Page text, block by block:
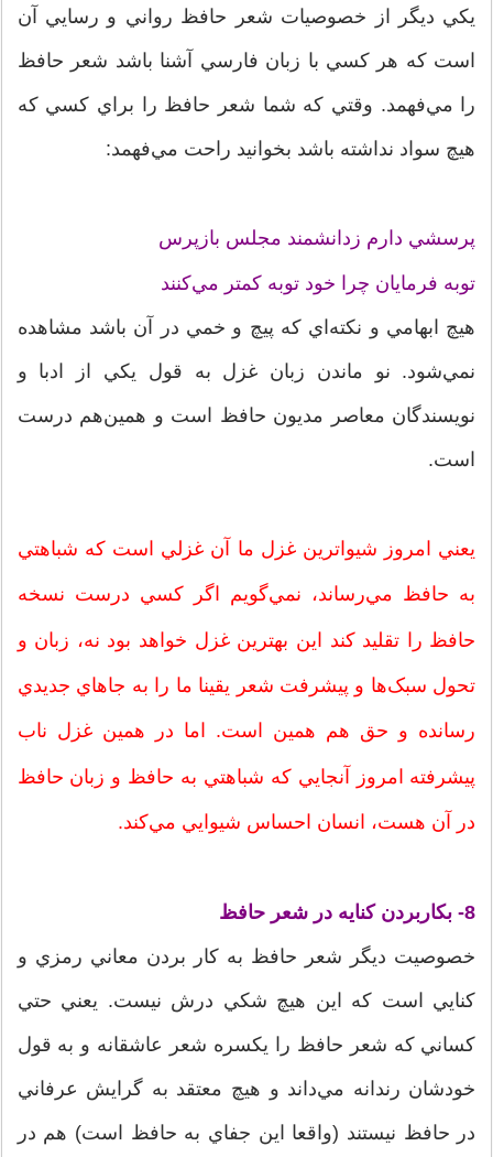
يکي ديگر از خصوصيات شعر حافظ رواني و رسايي آن
است که هر کسي با زبان فارسي آشنا باشد شعر حافظ
را مي‌فهمد. وقتي که شما شعر حافظ را براي کسي که
هيچ سواد نداشته باشد بخوانيد راحت مي‌فهمد:
پرسشي دارم زدانشمند مجلس بازپرس
توبه فرمايان چرا خود توبه کمتر مي‌کنند
هيچ ابهامي و نکته‌اي که پيچ و خمي در آن باشد مشاهده
نمي‌شود. نو ماندن زبان غزل به قول يکي از ادبا و
نويسندگان معاصر مديون حافظ است و همين‌هم درست
است.
يعني امروز شيواترين غزل ما آن غزلي است که شباهتي
به حافظ مي‌رساند، نمي‌گويم اگر کسي درست نسخه
حافظ را تقليد کند اين بهترين غزل خواهد بود نه، زبان و
تحول سبک‌ها و پيشرفت شعر يقينا ما را به جاهاي جديدي
رسانده و حق هم همين است. اما در همين غزل ناب
پيشرفته امروز آنجايي که شباهتي به حافظ و زبان حافظ
در آن هست، انسان احساس شيوايي مي‌کند.
8- بکاربردن کنايه در شعر حافظ
خصوصيت ديگر شعر حافظ به کار بردن معاني رمزي و
کنايي است که اين هيچ شکي درش نيست. يعني حتي
کساني که شعر حافظ را يکسره شعر عاشقانه و به قول
خودشان رندانه مي‌داند و هيچ معتقد به گرايش عرفاني
در حافظ نيستند (واقعا اين جفاي به حافظ است) هم در